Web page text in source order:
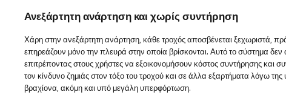
Ανεξάρτητη ανάρτηση και χωρίς συντήρηση
Χάρη στην ανεξάρτητη ανάρτηση, κάθε τροχός αποσβένεται ξεχωριστά,
επηρεάζουν μόνο την πλευρά στην οποία βρίσκονται. Αυτό το σύστημα δεν
επιτρέποντας στους χρήστες να εξοικονομήσουν κόστος συντήρησης και
τον κίνδυνο ζημιάς στον τόξο του τροχού και σε άλλα εξαρτήματα λόγω
βραχίονα, ακόμη και υπό μεγάλη υπερφόρτωση.